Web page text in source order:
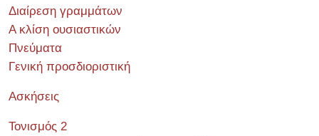
Διαίρεση γραμμάτων
Α κλίση ουσιαστικών
Πνεύματα
Γενική προσδιοριστική
Ασκήσεις
Τονισμός 2